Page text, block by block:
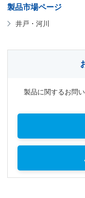
製品市場ページ
井戸・河川
製品に関するお問